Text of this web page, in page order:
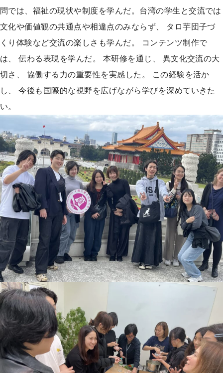
問では、福祉の現状や制度を学んだ。台湾の学生と交流では
文化や価値観の共通点や相違点のみならず、 タロ芋団子づ
くり体験など交流の楽しさも学んだ。 コンテンツ制作で
は、 伝わる表現を学んだ。 本研修を通じ、 異文化交流の大
切さ、 協働する力の重要性を実感した。 この経験を活か
し、 今後も国際的な視野を広げながら学びを深めていきた
い。